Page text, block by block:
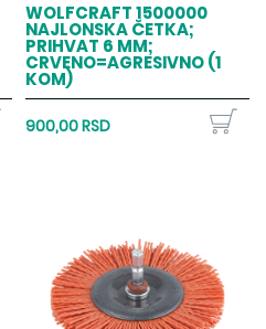
WOLFCRAFT 1500000
NAJLONSKA ČETKA;
PRIHVAT 6 MM;
CRVENO=AGRESIVNO (1
KOM)
900,00 RSD